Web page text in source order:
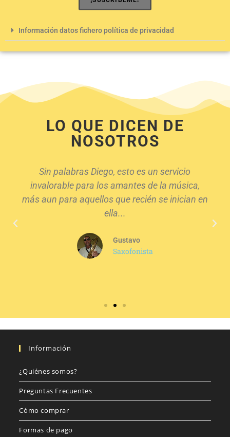
Información datos fichero política de privacidad
LO QUE DICEN DE
NOSOTROS
Sin palabras Diego, esto es un servicio
invalorable para los amantes de la música,
más aun para aquellos que recién se inician en
ella...
Gustavo
Saxofonista
Información
¿Quiénes somos?
Preguntas Frecuentes
Cómo comprar
Formas de pago